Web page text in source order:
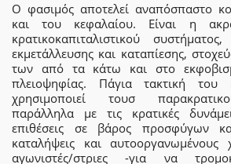
Ο φασιμός αποτελεί αναπόσπαστο
και του κεφαλαίου. Είναι η
κρατικοκαπιταλιστικού
εκμετάλλευσης και καταπίεσης,
των από τα κάτω και στο
πλειοψηφίας. Πάγια τακτική του
χρησιμοποιεί τουσ
παράλληλα με τις κρατικές
επιθέσεις σε βάρος προσφύγων
καταλήψεις και
αγωνιστές/στριες -για να